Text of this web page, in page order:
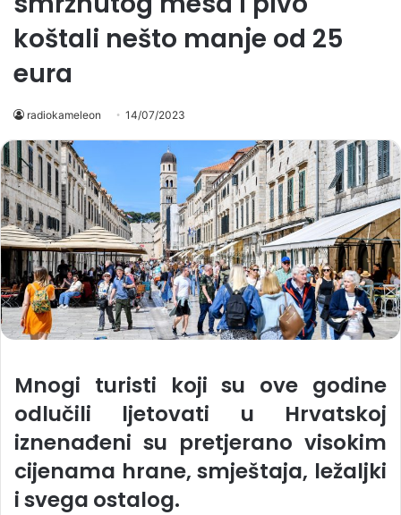
koštali nešto manje od 25
eura
radiokameleon 14/07/2023
Mnogi turisti koji su ove godine
odlučili ljetovati u Hrvatskoj
iznenađeni su pretjerano visokim
cijenama hrane, smještaja, ležaljki
i svega ostalog.